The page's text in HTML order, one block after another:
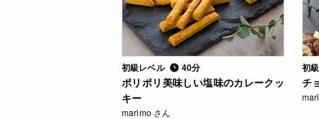
初級レベル 40分
ポリポリ美味しい塩味のカレークッ
キー
marimo さん
初
チ